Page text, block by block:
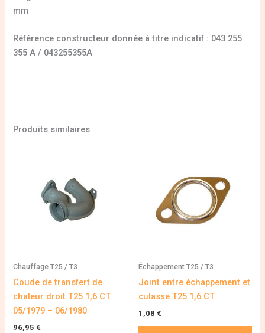
mm
Référence constructeur donnée à titre indicatif : 043 255
355 A / 043255355A
Produits similaires
Chauffage T25 / T3
Coude de transfert de
chaleur droit T25 1,6 CT
05/1979 – 06/1980
96,95 €
Échappement T25 / T3
Joint entre échappement et
culasse T25 1,6 CT
1,08 €